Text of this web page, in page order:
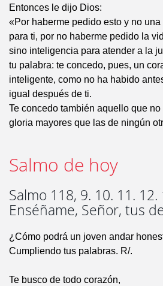
Entonces le dijo Dios:
«Por haberme pedido esto y no
para ti, por no haberme pedido la
sino inteligencia para atender a la
tu palabra: te concedo, pues, un
inteligente, como no ha habido
igual después de ti.
Te concedo también aquello que
gloria mayores que las de ningún
Salmo de hoy
Salmo 118, 9. 10. 11. 12.
Enséñame, Señor, tus
¿Cómo podrá un joven andar
Cumpliendo tus palabras. R/.
Te busco de todo corazón,